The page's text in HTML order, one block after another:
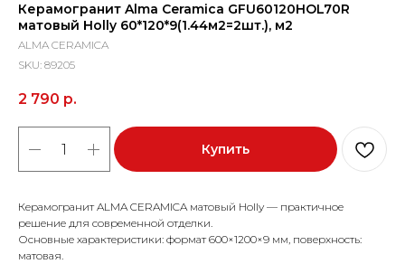
Керамогранит Alma Ceramica GFU60120HOL70R
матовый Holly 60*120*9(1.44м2=2шт.), м2
ALMA CERAMICA
SKU: 89205
2 790 р.
Купить
Керамогранит ALMA CERAMICA матовый Holly — практичное
решение для современной отделки.
Основные характеристики: формат 600×1200×9 мм, поверхность:
матовая.